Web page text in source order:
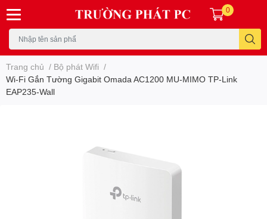
0
Trang chủ / Bộ phát Wifi /
Wi-Fi Gắn Tường Gigabit Omada AC1200 MU-MIMO TP-Link
EAP235-Wall